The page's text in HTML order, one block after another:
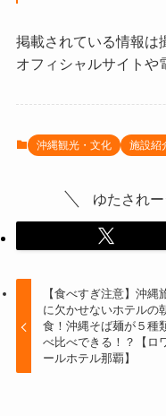
掲載されている情報は
オフィシャルサイトや
沖縄観光・文化 施設紹
ゆたされ
【食べすぎ注意】沖縄
に欠かせないホテルの
食！沖縄そば麺が５種
べ比べできる！？【ロ
ールホテル那覇】